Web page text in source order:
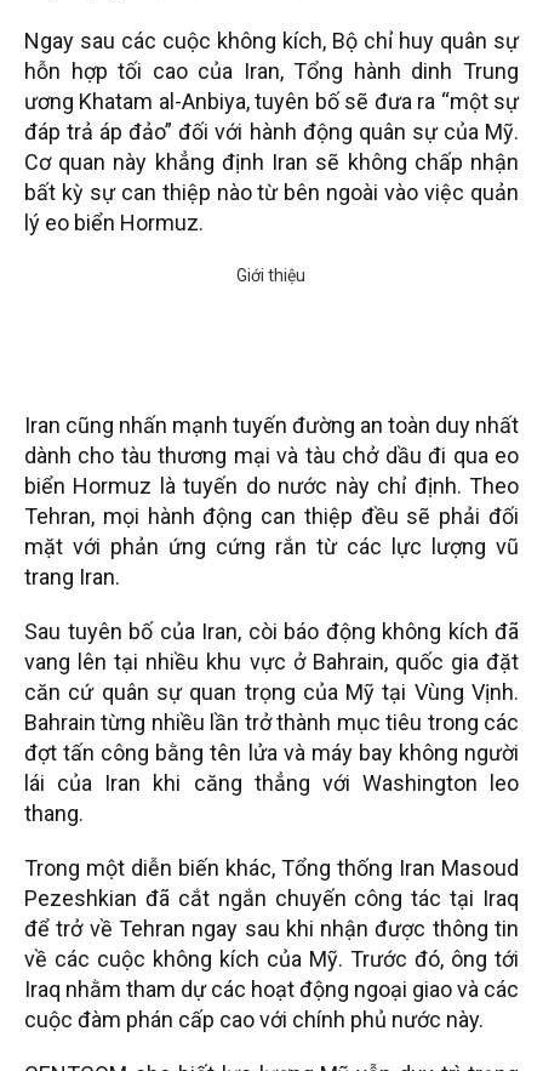
Ngay sau các cuộc không kích, Bộ chỉ huy quân sự
hỗn hợp tối cao của Iran, Tổng hành dinh Trung
ương Khatam al-Anbiya, tuyên bố sẽ đưa ra “một sự
đáp trả áp đảo” đối với hành động quân sự của Mỹ.
Cơ quan này khẳng định Iran sẽ không chấp nhận
bất kỳ sự can thiệp nào từ bên ngoài vào việc quản
lý eo biển Hormuz.
Iran cũng nhấn mạnh tuyến đường an toàn duy nhất
dành cho tàu thương mại và tàu chở dầu đi qua eo
biển Hormuz là tuyến do nước này chỉ định. Theo
Tehran, mọi hành động can thiệp đều sẽ phải đối
mặt với phản ứng cứng rắn từ các lực lượng vũ
trang Iran.
Sau tuyên bố của Iran, còi báo động không kích đã
vang lên tại nhiều khu vực ở Bahrain, quốc gia đặt
căn cứ quân sự quan trọng của Mỹ tại Vùng Vịnh.
Bahrain từng nhiều lần trở thành mục tiêu trong các
đợt tấn công bằng tên lửa và máy bay không người
lái của Iran khi căng thẳng với Washington leo
thang.
Trong một diễn biến khác, Tổng thống Iran Masoud
Pezeshkian đã cắt ngắn chuyến công tác tại Iraq
để trở về Tehran ngay sau khi nhận được thông tin
về các cuộc không kích của Mỹ. Trước đó, ông tới
Iraq nhằm tham dự các hoạt động ngoại giao và các
cuộc đàm phán cấp cao với chính phủ nước này.